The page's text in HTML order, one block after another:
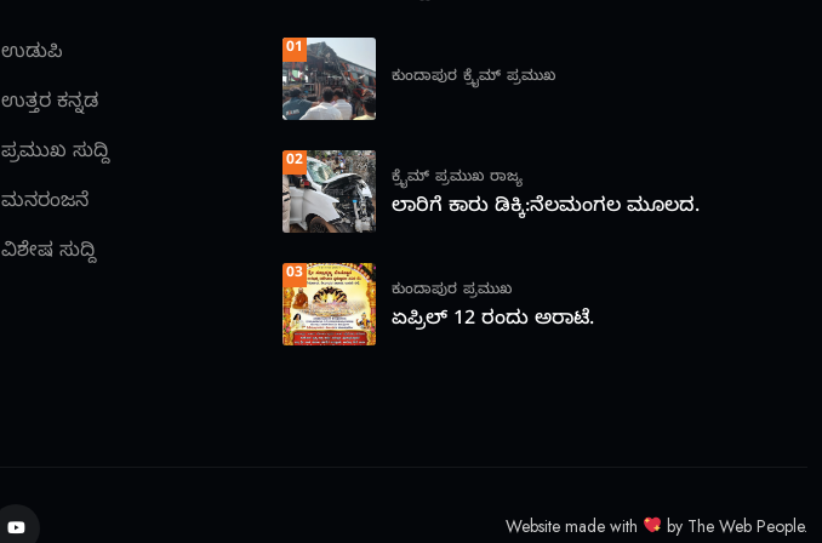
ಉಡುಪಿ
ಉತ್ತರ ಕನ್ನಡ
ಪ್ರಮುಖ ಸುದ್ದಿ
ಮನರಂಜನೆ
ವಿಶೇಷ ಸುದ್ದಿ
01
ಕುಂದಾಪುರ ಕ್ರೈಮ್ ಪ್ರಮುಖ
02
ಕ್ರೈಮ್ ಪ್ರಮುಖ ರಾಜ್ಯ
ಲಾರಿಗೆ ಕಾರು ಡಿಕ್ಕಿ:ನೆಲಮಂಗಲ ಮೂಲದ.
03
ಕುಂದಾಪುರ ಪ್ರಮುಖ
ಏಪ್ರಿಲ್ 12 ರಂದು ಅರಾಟೆ.
Website made with by The Web People.